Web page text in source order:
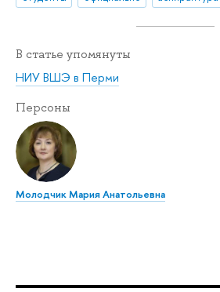
В статье упомянуты
НИУ ВШЭ в Перми
Персоны
Молодчик Мария Анатольевна